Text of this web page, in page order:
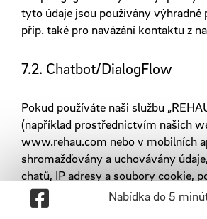
tyto údaje jsou používány výhradně
příp. také pro navázání kontaktu z
7.2. Chatbot/DialogFlow
Pokud používáte naši službu
(například prostřednictvím našich
www.rehau.com nebo v mobilních
shromažďovány a uchovávány
chatů, IP adresy a soubory cookie,
služby Google Ireland Limited,
Street, Dublin 4, Irland, a Botcopy
Nabídka do 5